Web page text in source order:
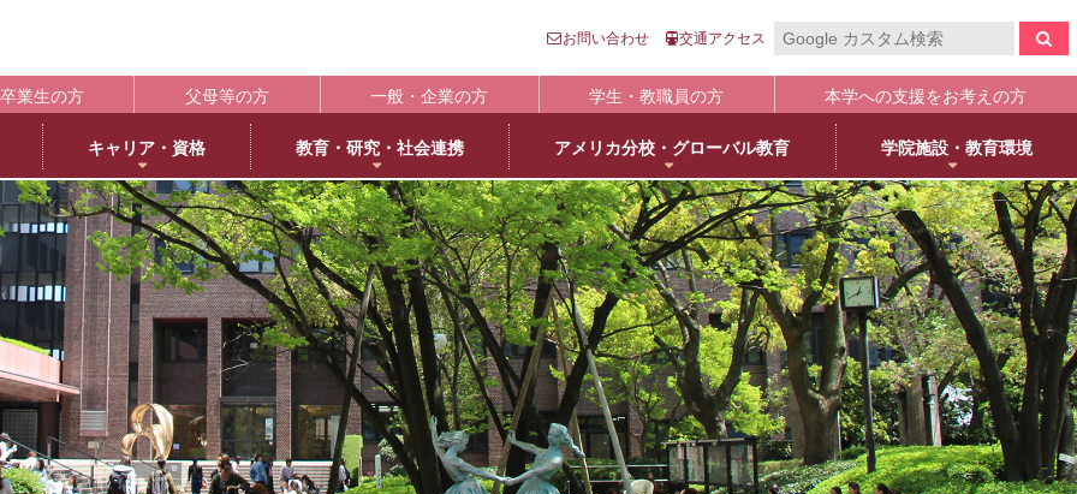
お問い合わせ 交通アクセス
卒業生の方 父母等の方 一般・企業の方 学生・教職員の方 本学への支援をお考えの方
キャンパス
交通アクセス
キャンパス紹介
内部質保証体制
大学評価
認証評価
自己点検・評価
大学情報の公表
IR（Institutional Research）情報
学校法人武庫川学院
武庫川学院創立80周年
高等教育の修学支援新制度について
共通教育
共通教育部
履修・成績
シラバス
履修便覧
成績評価
教員情報検索
日本語日本文学専攻
英語英米文学専攻
臨床心理学専攻
臨床教育学専攻
生活環境学専攻
食物栄養学専攻
建築学専攻
景観建築学専攻
薬科学専攻
看護学専攻
学生支援の概要
褒賞制度
修学支援新制度
奨学金制度
学寮
下宿・ワンルームマンション（武庫女エンタープライズ）
オフィスアワー
アルバイト
キャンパスライフ
売店・本/食堂・カフェ
キャンパスカレンダー
学友会・委員会
クラブ・同好会
学内ボランティア団体
武庫女Style
学費等納付金
キャリア・資格
資格取得
取得可能な資格
エクステンション講座
教員採用試験対策
編入
編入学について
大学院進学
大学院・専攻科入試ガイド
教育・研究・社会連携
ート
育成推進センター
イエンス・コモンズ
社会連携
社会連携推進センター
発達・臨床心理センター
子育てひろば
ブラウン・ライス・ウィーク
教育連携
MUKOJO ミライ☆ラボ
大学間教育研究連携
生涯学習
オープンカレッジ
大学院／専攻科紹介
科目等履修について
リカレント教育
MUKOnoa+
教員情報検索
アメリカ分校・グローバル教育
BLOG
教育学科アメリカ分校留学
薬学部アメリカ分校留学日記
国際センター
学院施設・教育環境
施設紹介
中央キャンパス
浜甲子園キャンパス
上甲子園キャンパス・甲子園会館
西宮北口キャンパス
武庫女ステーションキャンパス
北摂キャンパス・丹嶺学苑研修センター
アメリカ分校